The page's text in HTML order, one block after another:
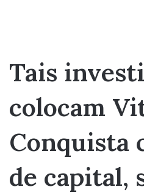
Tais
colocam
Conquista
de capital,